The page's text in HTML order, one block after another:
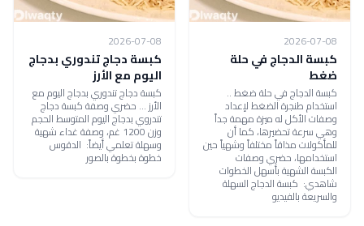
2026-07-08
كبسة الدجاج في حلة
ضغط
كبسة الدجاج في حلة ضغط ..
استخدام طنجرة الضغط لإعداد
وصفات الأكل له ميزة مهمة جداً
وهي سرعة تحضيرها، كما أن
للمأكولات مذاقاً مختلفاً وشهياً حين
استخدامها، حضري وصفات
الكبسة الشهية بأسهل الخطوات
شاهدي: كبسة الدجاج السهلة
والسريعة بالفيديو
2026-07-08
كبسة دجاج تندوري بدجاج
اليوم مع الأرز
كبسة دجاج تندوري بدجاج اليوم مع
الأرز ... حضري وصفة كبسة دجاج
تندروي بدجاج اليوم المتوسط الحجم
وزن 1200 غم، وصفة غداء شهية
وسهلة تعلمي أيضاً: الدقوس
خطوة بخطوة بالصور